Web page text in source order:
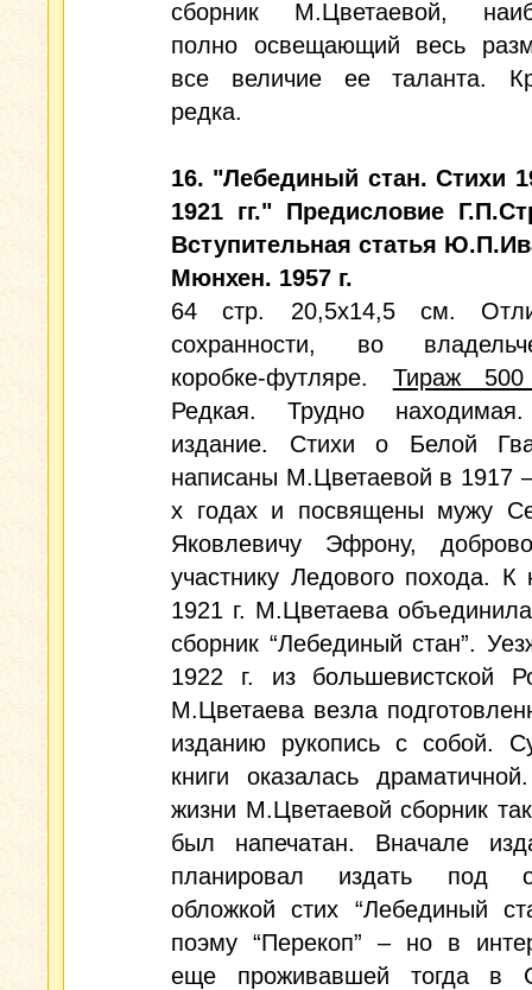
сборник М.Цветаевой,
полно освещающий весь
все величие ее таланта.
редка.
16. "Лебединый стан. Стихи
1921 гг." Предисловие
Вступительная статья
Мюнхен. 1957 г.
64 стр. 20,5х14,5 см.
сохранности, во
коробке-футляре. Тираж 500
Редкая. Трудно
издание. Стихи о Белой
написаны М.Цветаевой в 1917
х годах и посвящены мужу
Яковлевичу Эфрону,
участнику Ледового похода. К
1921 г. М.Цветаева
сборник “Лебединый стан”.
1922 г. из большевистской
М.Цветаева везла
изданию рукопись с собой.
книги оказалась
жизни М.Цветаевой сборник
был напечатан. Вначале
планировал издать под
обложкой стих “Лебединый
поэму “Перекоп” – но в
еще проживавшей тогда в